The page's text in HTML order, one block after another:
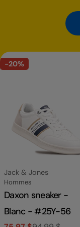
-20%
Fournisseur:
Jack & Jones
Catégorie
Hommes
Daxon sneaker -
Blanc - #25Y-56